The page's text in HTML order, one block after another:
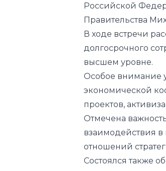
долгосрочного
высшем уровне.
Особое внимание
экономической
проектов,
Отмечена
взаимодействия в
отношений
Состоялся также
страны с
контактов на